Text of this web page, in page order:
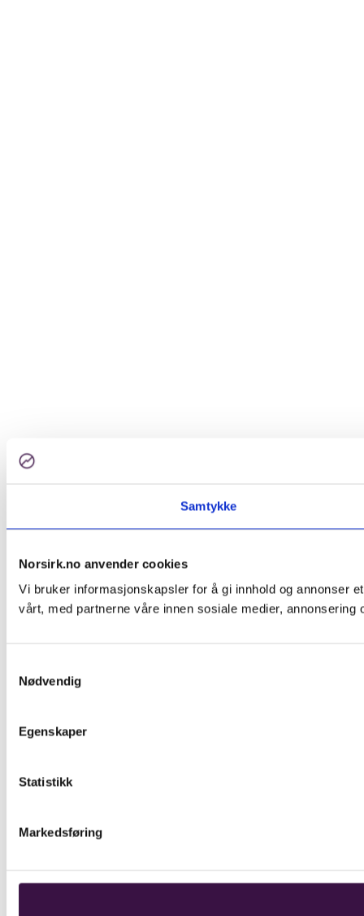
Samtykke
Norsirk.no anvender cookies
Vi bruker informasjonskapsler for å gi innhold og annonser
vårt, med partnerne våre innen sosiale medier, annonsering
Nødvendig
Egenskaper
Statistikk
Markedsføring